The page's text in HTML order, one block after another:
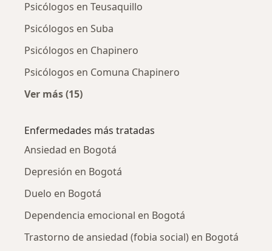
Psicólogos en Teusaquillo
Psicólogos en Suba
Psicólogos en Chapinero
Psicólogos en Comuna Chapinero
Ver más (15)
Enfermedades más tratadas
Ansiedad en Bogotá
Depresión en Bogotá
Duelo en Bogotá
Dependencia emocional en Bogotá
Trastorno de ansiedad (fobia social) en Bogotá